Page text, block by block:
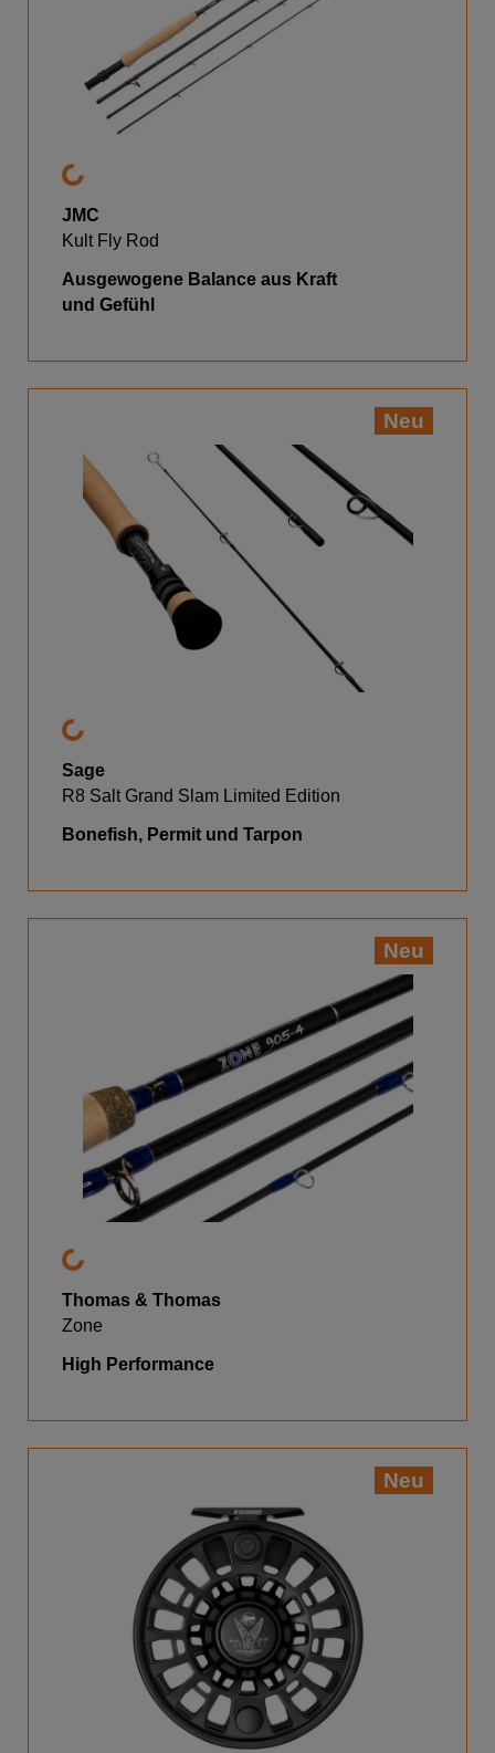
JMC
Kult Fly Rod
Ausgewogene Balance aus Kraft
und Gefühl
Neu
Sage
R8 Salt Grand Slam Limited Edition
Bonefish, Permit und Tarpon
Neu
Thomas & Thomas
Zone
High Performance
Neu